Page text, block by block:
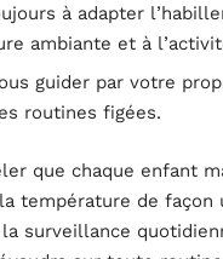
à adapter
ambiante et à
guider par votre
routines figées.
que chaque enfant
température de façon
surveillance